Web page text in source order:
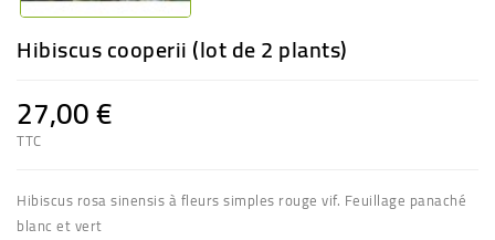
Hibiscus cooperii (lot de 2 plants)
27,00 €
TTC
Hibiscus rosa sinensis à fleurs simples rouge vif. Feuillage panaché
blanc et vert